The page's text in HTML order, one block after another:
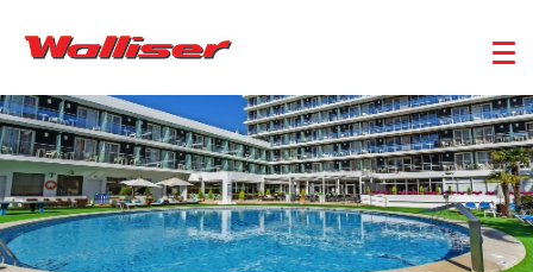
SPANIEN